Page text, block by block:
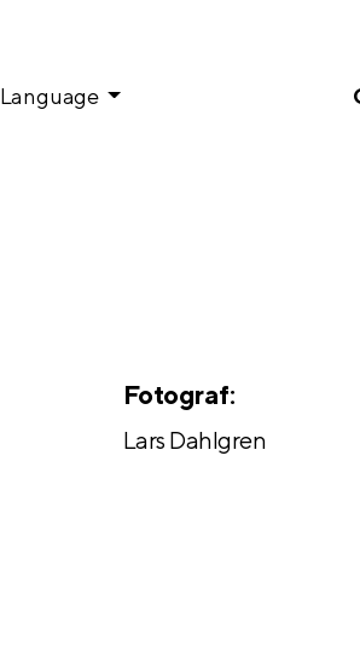
Language
Fotograf:
Lars Dahlgren